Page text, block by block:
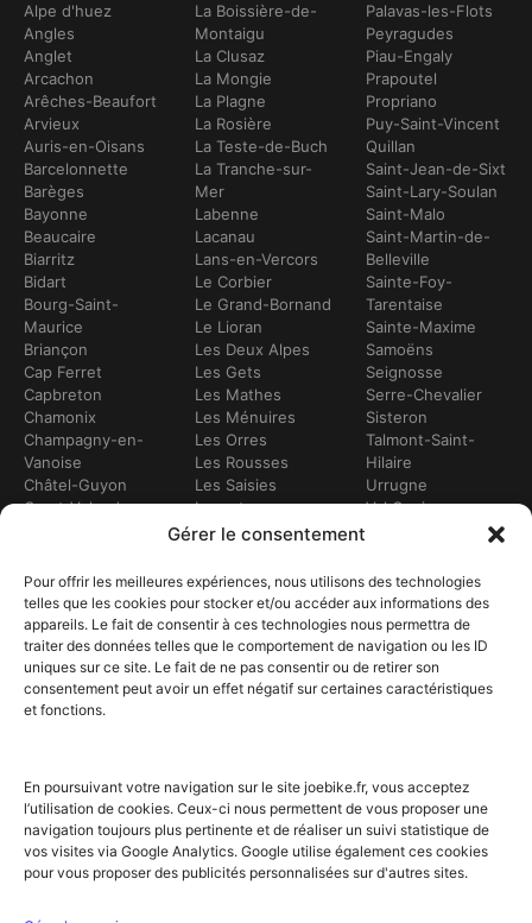
Gérer le consentement
Pour offrir les meilleures expériences, nous utilisons des technologies
telles que les cookies pour stocker et/ou accéder aux informations des
appareils. Le fait de consentir à ces technologies nous permettra de
traiter des données telles que le comportement de navigation ou les ID
uniques sur ce site. Le fait de ne pas consentir ou de retirer son
consentement peut avoir un effet négatif sur certaines caractéristiques
et fonctions.
En poursuivant votre navigation sur le site joebike.fr, vous acceptez
l’utilisation de cookies. Ceux-ci nous permettent de vous proposer une
navigation toujours plus pertinente et de réaliser un suivi statistique de
vos visites via Google Analytics. Google utilise également ces cookies
pour vous proposer des publicités personnalisées sur d'autres sites.
Alpe d'huez
Angles
Anglet
Arcachon
Arêches-Beaufort
Arvieux
Auris-en-Oisans
Barcelonnette
Barèges
Bayonne
Beaucaire
Biarritz
Bidart
Bourg-Saint-
Maurice
Briançon
Cap Ferret
Capbreton
Chamonix
Champagny-en-
Vanoise
Châtel-Guyon
Crest-Voland
Embrun
Flumet
Frontignan
Gourette
Gruissan
Hendaye
Hossegor
La Boissière-de-
Montaigu
La Clusaz
La Mongie
La Plagne
La Rosière
La Teste-de-Buch
La Tranche-sur-
Mer
Labenne
Lacanau
Lans-en-Vercors
Le Corbier
Le Grand-Bornand
Le Lioran
Les Deux Alpes
Les Gets
Les Mathes
Les Ménuires
Les Orres
Les Rousses
Les Saisies
Leucate
Lézignan-
Loudenvielle
Luchon
Luz-Saint-Sauveur
Marennes
Marseille
Méribel
Palavas-les-Flots
Peyragudes
Piau-Engaly
Prapoutel
Propriano
Puy-Saint-Vincent
Quillan
Saint-Jean-de-Sixt
Saint-Lary-Soulan
Saint-Malo
Saint-Martin-de-
Belleville
Sainte-Foy-
Tarentaise
Sainte-Maxime
Samoëns
Seignosse
Serre-Chevalier
Sisteron
Talmont-Saint-
Hilaire
Urrugne
Val Cenis
Valberg
Vars
Vendays-
Montalivet
Villard-de-Lans
Villarodin-Bourget
Achat de vélo
Atelier vélo
Livraison à domicile
Itinéraires vélo
Sorties guidées
NOTRE RÉSEAU ET PARTENAIRES